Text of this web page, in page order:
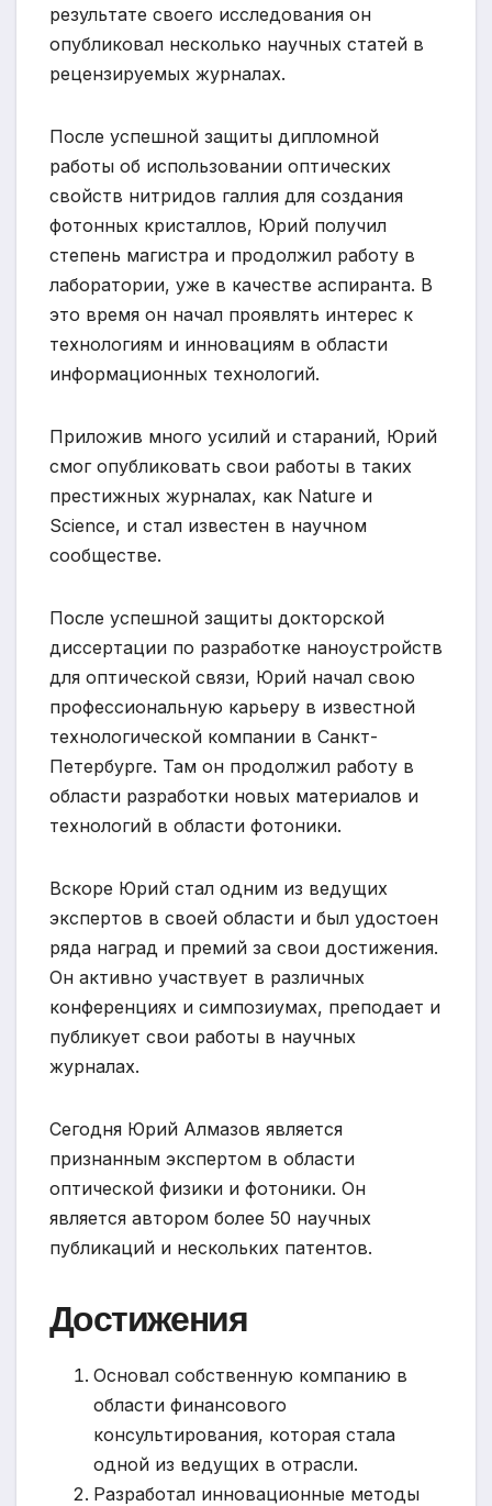
результате своего исследования он
опубликовал несколько научных статей в
рецензируемых журналах.
После успешной защиты дипломной
работы об использовании оптических
свойств нитридов галлия для создания
фотонных кристаллов, Юрий получил
степень магистра и продолжил работу в
лаборатории, уже в качестве аспиранта. В
это время он начал проявлять интерес к
технологиям и инновациям в области
информационных технологий.
Приложив много усилий и стараний, Юрий
смог опубликовать свои работы в таких
престижных журналах, как Nature и
Science, и стал известен в научном
сообществе.
После успешной защиты докторской
диссертации по разработке наноустройств
для оптической связи, Юрий начал свою
профессиональную карьеру в известной
технологической компании в Санкт-
Петербурге. Там он продолжил работу в
области разработки новых материалов и
технологий в области фотоники.
Вскоре Юрий стал одним из ведущих
экспертов в своей области и был удостоен
ряда наград и премий за свои достижения.
Он активно участвует в различных
конференциях и симпозиумах, преподает и
публикует свои работы в научных
журналах.
Сегодня Юрий Алмазов является
признанным экспертом в области
оптической физики и фотоники. Он
является автором более 50 научных
публикаций и нескольких патентов.
Достижения
Основал собственную компанию в
области финансового
консультирования, которая стала
одной из ведущих в отрасли.
Разработал инновационные методы